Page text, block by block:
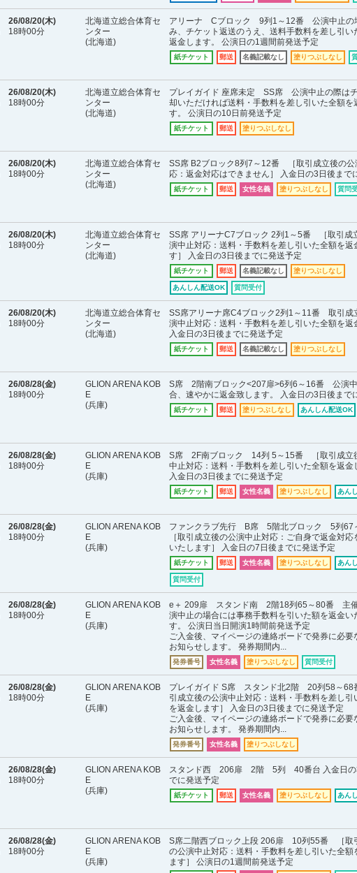
26/08/20(木)
18時00分
北海道立総合体育セ
ンター
(北海道)
アリーナ Cブロック 9列1～12番 公演中止の
み、チケット返送のうえ、送料手数料を差し引い
返金します。 公演日の1週間前発送予定
紙チケット 郵送 名義記載なし 塗りつぶしなし
26/08/20(木)
18時00分
北海道立総合体育セ
ンター
(北海道)
プレイガイド 座席未定 SS席 公演中止の際は
却いただければ送料・手数料を差し引いた全額を
す。 公演日の10日前発送予定
紙チケット 郵送 塗りつぶしなし
26/08/20(木)
18時00分
北海道立総合体育セ
ンター
(北海道)
SS席 B2ブロック8列7～12番 ［取引成立後の公
応：返金対応はできません］ 入金日の3日後まで
紙チケット 郵送 女性名義 塗りつぶしなし 質問
26/08/20(木)
18時00分
北海道立総合体育セ
ンター
(北海道)
SS席 アリーナC7ブロック 2列1～5番 ［取引成
演中止対応：送料・手数料を差し引いた全額を返
す］ 入金日の3日後までに発送予定
紙チケット 郵送 名義記載なし 塗りつぶしなし
あんしん配送OK 質問受付
26/08/20(木)
18時00分
北海道立総合体育セ
ンター
(北海道)
SS席アリーナ席C4ブロック2列1～11番 取引成
演中止対応：送料・手数料を差し引いた全額を返
入金日の3日後までに発送予定
紙チケット 郵送 名義記載なし 塗りつぶしなし
26/08/28(金)
18時00分
GLION ARENA KOB
E
(兵庫)
S席 2階南ブロック<207扉>6列6～16番 公演
合、速やかに返金致します。 入金日の3日後まで
紙チケット 郵送 塗りつぶしなし あんしん配送OK
26/08/28(金)
18時00分
GLION ARENA KOB
E
(兵庫)
S席 2F南ブロック 14列 5～15番 ［取引成立
中止対応：送料・手数料を差し引いた全額を返金
入金日の3日後までに発送予定
紙チケット 郵送 女性名義 塗りつぶしなし あん
26/08/28(金)
18時00分
GLION ARENA KOB
E
(兵庫)
ファンクラブ先行 B席 5階北ブロック 5列67
［取引成立後の公演中止対応：ご自身で返金対応
いたします］ 入金日の7日後までに発送予定
紙チケット 郵送 女性名義 塗りつぶしなし あん
質問受付
26/08/28(金)
18時00分
GLION ARENA KOB
E
(兵庫)
e＋ 209扉 スタンド南 2階18列65～80番 主
演中止の場合には事務手数料を引いた額を返金い
す。 公演日当日開演1時間前発送予定
ご入金後、マイページの連絡ボードで発券に必要
お知らせします。 発券期間内...
発券番号 女性名義 塗りつぶしなし 質問受付
26/08/28(金)
18時00分
GLION ARENA KOB
E
(兵庫)
プレイガイド S席 スタンド北2階 20列58～
引成立後の公演中止対応：送料・手数料を差し引
を返金します］ 入金日の3日後までに発送予定
ご入金後、マイページの連絡ボードで発券に必要
お知らせします。 発券期間内...
発券番号 女性名義 塗りつぶしなし
26/08/28(金)
18時00分
GLION ARENA KOB
E
(兵庫)
スタンド西 206扉 2階 5列 40番台 入金日の
でに発送予定
紙チケット 郵送 女性名義 塗りつぶしなし あん
26/08/28(金)
18時00分
GLION ARENA KOB
E
(兵庫)
S席二階西ブロック上段 206扉 10列55番 ［取
の公演中止対応：送料・手数料を差し引いた全額
ます］ 公演日の1週間前発送予定